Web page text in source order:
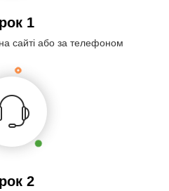
1
сайті або за телефоном
2